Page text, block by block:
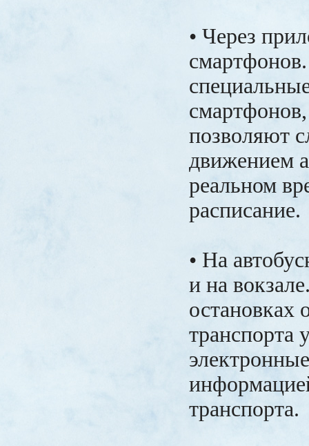
• Через
позволяют
движением
реальном
расписание.
• На
и на
остановках
транспорта
транспорта.